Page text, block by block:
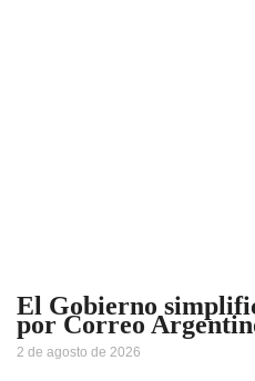
El Gobierno
por Correo
2 de agosto de 2026